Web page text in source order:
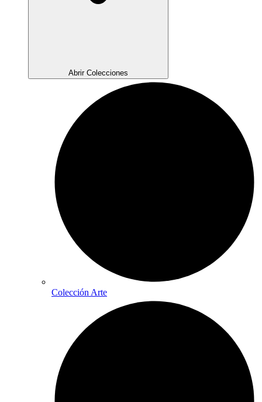
Abrir Colecciones
Colección Arte